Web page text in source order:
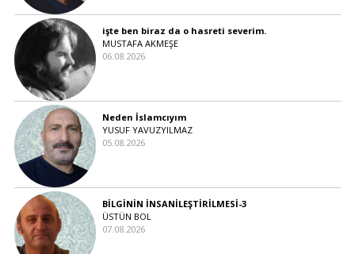
işte ben biraz da o hasreti severim.
MUSTAFA AKMEŞE
06.08.2026
Neden İslamcıyım
YUSUF YAVUZYILMAZ
05.08.2026
BİLGİNİN İNSANİLEŞTİRİLMESİ-3
ÜSTÜN BOL
07.08.2026